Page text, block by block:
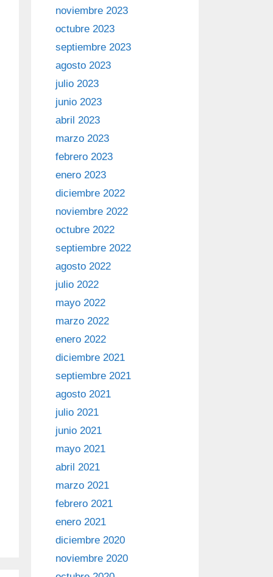
noviembre 2023
octubre 2023
septiembre 2023
agosto 2023
julio 2023
junio 2023
abril 2023
marzo 2023
febrero 2023
enero 2023
diciembre 2022
noviembre 2022
octubre 2022
septiembre 2022
agosto 2022
julio 2022
mayo 2022
marzo 2022
enero 2022
diciembre 2021
septiembre 2021
agosto 2021
julio 2021
junio 2021
mayo 2021
abril 2021
marzo 2021
febrero 2021
enero 2021
diciembre 2020
noviembre 2020